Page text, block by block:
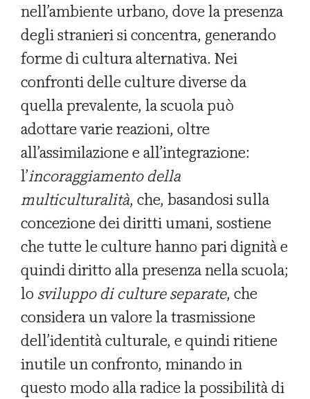
nell’ambiente urbano, dove la presenza
degli stranieri si concentra, generando
forme di cultura alternativa. Nei
confronti delle culture diverse da
quella prevalente, la scuola può
adottare varie reazioni, oltre
all’assimilazione e all’integrazione:
l’incoraggiamento della
multiculturalità, che, basandosi sulla
concezione dei diritti umani, sostiene
che tutte le culture hanno pari dignità e
quindi diritto alla presenza nella scuola;
lo sviluppo di culture separate, che
considera un valore la trasmissione
dell’identità culturale, e quindi ritiene
inutile un confronto, minando in
questo modo alla radice la possibilità di